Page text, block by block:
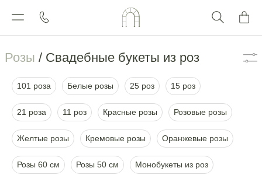
Розы / Свадебные букеты из роз
101 роза Белые розы 25 роз 15 роз
21 роза 11 роз Красные розы Розовые розы
Желтые розы Кремовые розы Оранжевые розы
Розы 60 см Розы 50 см Монобукеты из роз